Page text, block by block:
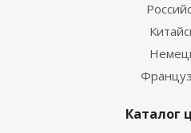
Каталог